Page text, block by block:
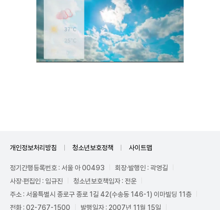
개인정보처리방침 청소년보호정책 사이트맵
정기간행등록번호 : 서울 아 00493
회장·발행인 : 곽영길
사장·편집인 : 임규진
청소년보호책임자 : 전운
주소 : 서울특별시 종로구 종로 1길 42(수송동 146-1) 이마빌딩 11층
전화 : 02-767-1500
발행일자 : 2007년 11월 15일